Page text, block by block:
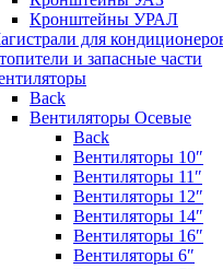
Кронштейны УРАЛ
для
и запасные части
Back
Вентиляторы Осевые
Back
Вентиляторы 10″
Вентиляторы 11″
Вентиляторы 12″
Вентиляторы 14″
Вентиляторы 16″
Вентиляторы 6″